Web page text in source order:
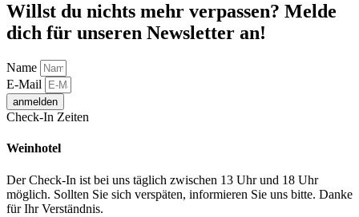
Willst du nichts mehr verpassen? Melde
dich für unseren Newsletter an!
Name
E-Mail
anmelden
Check-In Zeiten
Weinhotel
Der Check-In ist bei uns täglich zwischen 13 Uhr und 18 Uhr
möglich. Sollten Sie sich verspäten, informieren Sie uns bitte. Danke
für Ihr Verständnis.